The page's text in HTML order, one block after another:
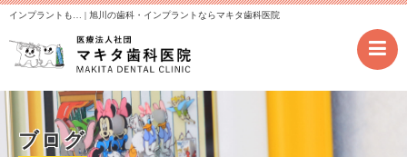
インプラントも… | 旭川の歯科・インプラントならマキタ歯科医院
ブログ